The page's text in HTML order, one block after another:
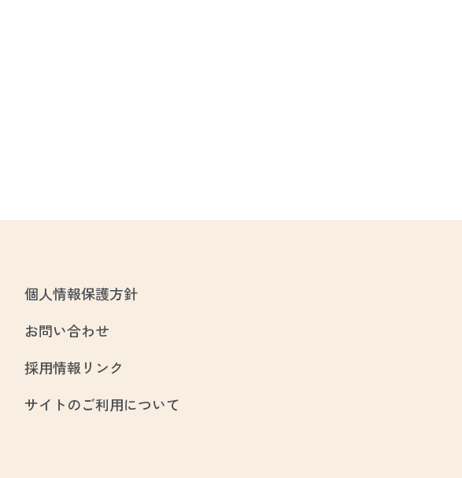
個人情報保護方針
お問い合わせ
採用情報リンク
サイトのご利用について